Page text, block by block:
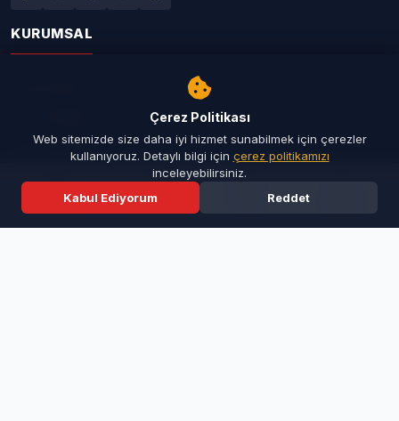
KURUMSAL
Seri İlanlar
Resmi İlanlar
Ana Sayfa Son Dakika
Çerez Politikası
Web sitemizde size daha iyi hizmet sunabilmek için çerezler
kullanıyoruz. Detaylı bilgi için çerez politikamızı
inceleyebilirsiniz.
Kabul Ediyorum
Reddet